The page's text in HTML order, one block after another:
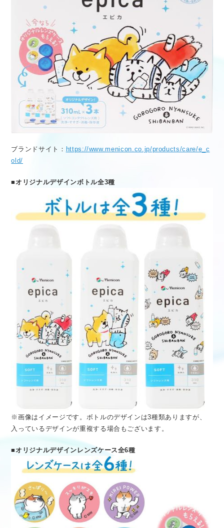
ブランドサイト： https://www.menicon.co.jp/products/care/e_c
old/
■オリジナルデザインボトル全3種
※画像はイメージです。ボトルのデザインは3種類ありますが、
入っているデザインが重複する場合もございます。
■オリジナルデザインレンズケース全6種